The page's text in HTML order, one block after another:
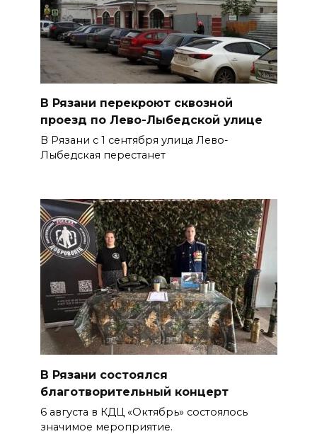
В Рязани перекроют сквозной
проезд по Лево-Лыбедской улице
В Рязани с 1 сентября улица Лево-
Лыбедская перестанет
В Рязани состоялся
благотворительный концерт
6 августа в КДЦ «Октябрь» состоялось
значимое мероприятие.